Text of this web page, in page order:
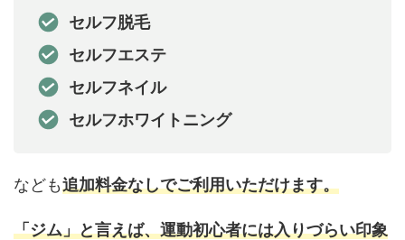
セルフ脱毛
セルフエステ
セルフネイル
セルフホワイトニング
なども追加料金なしでご利用いただけます。
「ジム」と言えば、運動初心者には入りづらい印象